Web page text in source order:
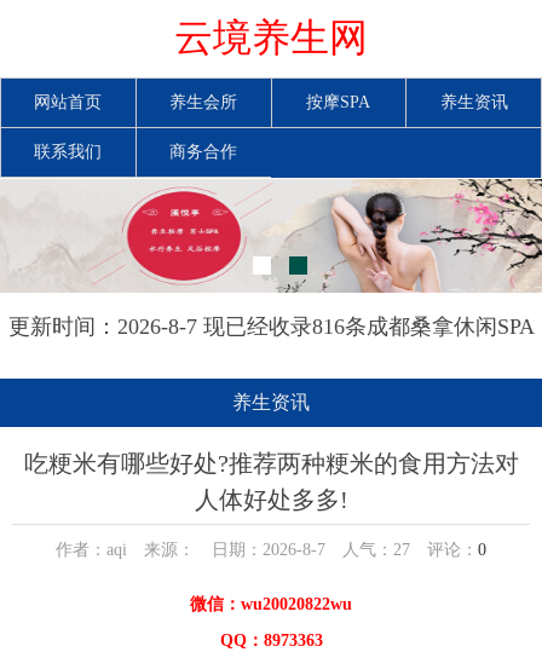
云境养生网
网站首页 养生会所 按摩SPA 养生资讯
联系我们 商务合作
更新时间：2026-8-7 现已经收录816条成都桑拿休闲SPA
养生资讯
吃粳米有哪些好处?推荐两种粳米的食用方法对
人体好处多多!
作者：aqi 来源： 日期：2026-8-7 人气： 27 评论： 0
微信：wu20020822wu
QQ：8973363